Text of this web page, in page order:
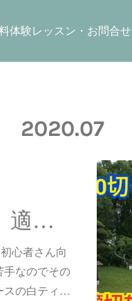
体験レッスン・お問合せ
2020.07
【100切り講座 第08回】適切な時間の使い方
心者さん向
手なのでその
スの白ティ…